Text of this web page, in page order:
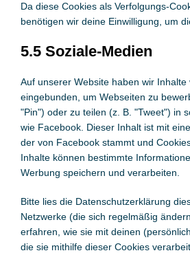
Da diese Cookies als Verfolgungs-
benötigen wir deine Einwilligung, um
5.5 Soziale-Medien
Auf unserer Website haben wir Inhalte
eingebunden, um Webseiten zu
"Pin") oder zu teilen (z. B. "Tweet") in
wie Facebook. Dieser Inhalt ist mit
der von Facebook stammt und
Inhalte können bestimmte
Werbung speichern und verarbeiten.
Bitte lies die Datenschutzerklärung
Netzwerke (die sich regelmäßig
erfahren, wie sie mit deinen
die sie mithilfe dieser Cookies